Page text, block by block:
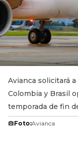
Avianca solicitará
Colombia y Brasil
temporada de fin
Foto:Avianca